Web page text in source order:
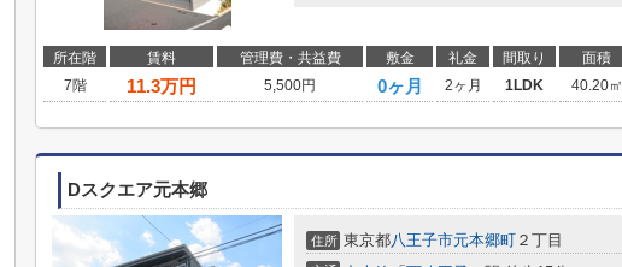
所在階 賃料 管理費・共益費 敷金 礼金 間取り 面積
7階
11.3万円 5,500円 0ヶ月 2ヶ月 1LDK 40.20㎡
Dスクエア元本郷
住所 東京都八王子市元本郷町 ２丁目